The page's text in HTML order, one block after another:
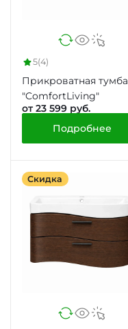
5(4)
Прикроватная тумба
"ComfortLiving"
от 23 599 руб.
Подробнее
Скидка